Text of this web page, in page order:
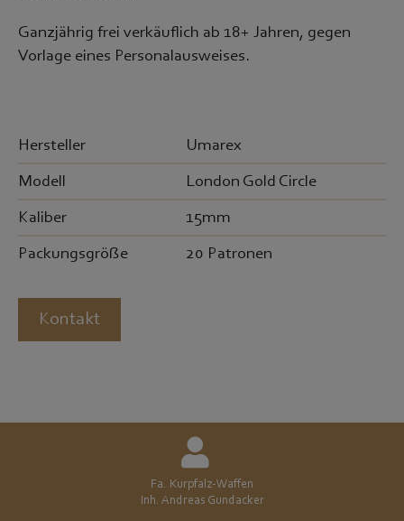
Ganzjährig frei verkäuflich ab 18+ Jahren, gegen
Vorlage eines Personalausweises.
Hersteller Umarex
Modell London Gold Circle
Kaliber 15mm
Packungsgröße 20 Patronen
Kontakt
Fa. Kurpfalz-Waffen
Inh. Andreas Gundacker